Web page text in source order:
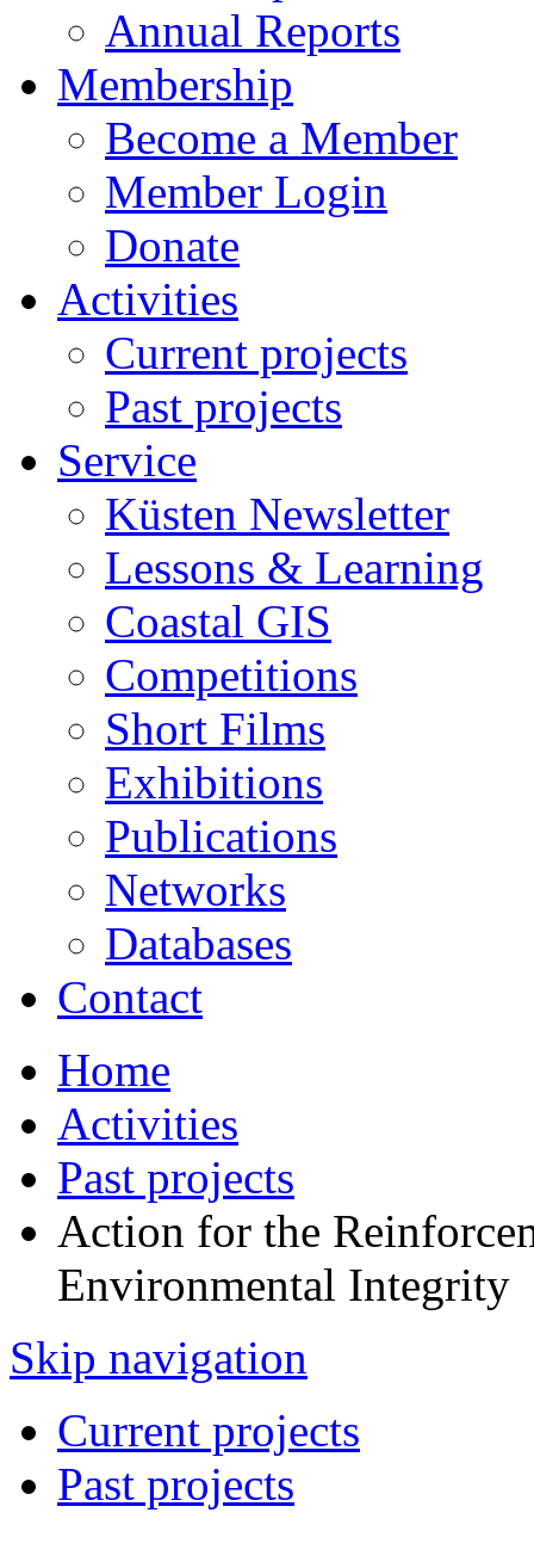
Annual Reports
Membership
Become a Member
Member Login
Donate
Activities
Current projects
Past projects
Service
Küsten Newsletter
Lessons & Learning
Coastal GIS
Competitions
Short Films
Exhibitions
Publications
Networks
Databases
Contact
Home
Activities
Past projects
Action for the
Environmental Integrity
Skip navigation
Current projects
Past projects